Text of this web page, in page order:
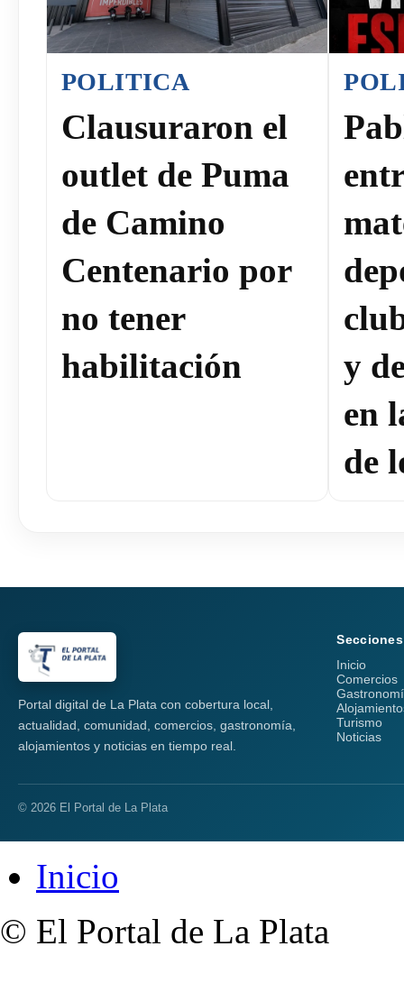
POLITICA
Clausuraron el
outlet de Puma
de Camino
Centenario por
no tener
habilitación
y
en
de
Portal digital de La Plata con cobertura local,
actualidad, comunidad, comercios, gastronomía,
alojamientos y noticias en tiempo real.
Secciones
Inicio
Comercios
Turismo
Noticias
© 2026 El Portal de La Plata
Inicio
© El Portal de La Plata